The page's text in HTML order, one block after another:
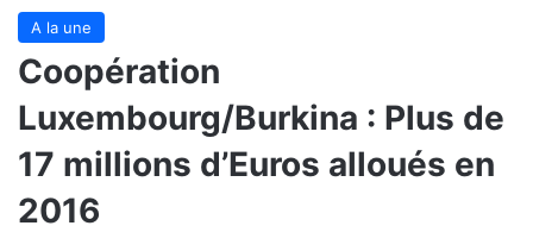
A la une
Coopération
Luxembourg/Burkina : Plus de
17 millions d’Euros alloués en
2016